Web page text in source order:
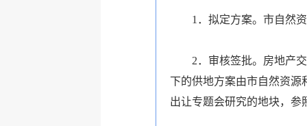
1．拟定方案。市自然
2．审核签批。房地产
下的供地方案由市自然资源
出让专题会研究的地块，参